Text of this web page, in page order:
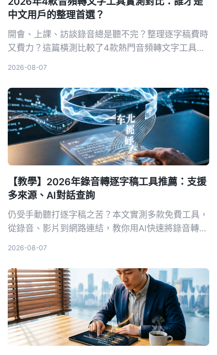
中文用戶的整理首選？
開會、上課、訪談錄音總是聽不完？整理逐字稿費時
又費力？這篇橫測比較了4款熱門音頻轉文字工具，
2026-08-07
【教學】2026年錄音轉逐字稿工具推薦：支援
多來源、AI對話查詢
仍受手動聽打逐字稿之苦？本文實測多款免費工具，
從錄音、影片到網路連結，教你用AI快速將錄音轉為
2026-08-07